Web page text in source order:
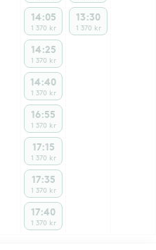
14:05
1 370 kr
14:25
1 370 kr
14:40
1 370 kr
16:55
1 370 kr
17:15
1 370 kr
17:35
1 370 kr
17:40
1 370 kr
13:30
1 370 kr